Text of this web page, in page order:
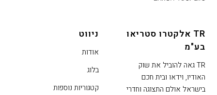
לדלג
לאזור
הבא
TR אלקטרו סטריאו
בע"מ
TR גאה להוביל את שוק
האודיו, וידאו ובית חכם
בישראל אולם התצוגה וחדרי
ניווט
אודות
בלוג
קטגוריות נוספות